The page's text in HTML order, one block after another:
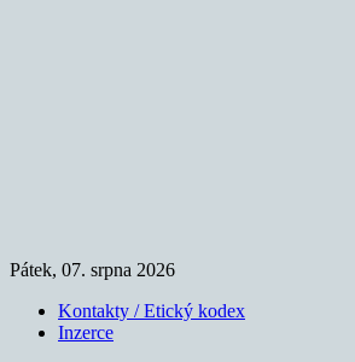
Pátek, 07. srpna 2026
Kontakty / Etický kodex
Inzerce